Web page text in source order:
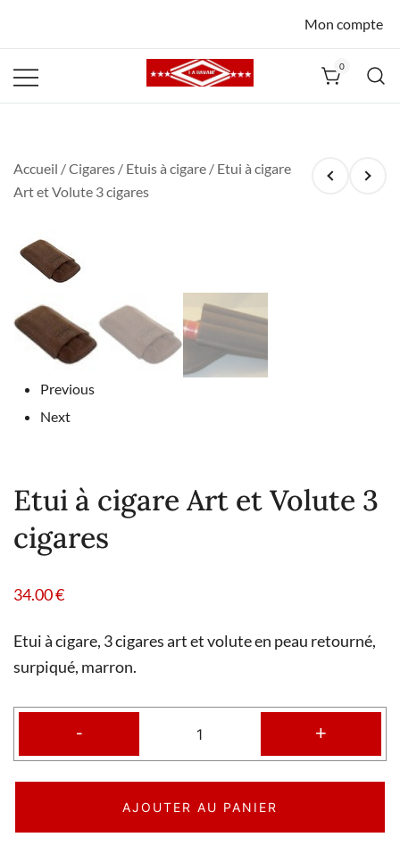
Mon compte
0
Accueil /Cigares / Etuis à cigare / Etui à cigare
Art et Volute 3 cigares
Previous
Next
Etui à cigare Art et Volute 3
cigares
34.00€
Etui à cigare, 3 cigares art et volute en peau retourné,
surpiqué, marron.
- +
AJOUTER AU PANIER